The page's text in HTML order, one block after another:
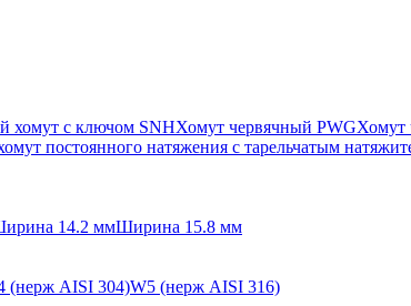
хомут с ключом SNHХомут червячный PWGХомут
постоянного натяжения с тарельчатым
14.2 ммШирина 15.8 мм
(нерж AISI 304)W5 (нерж AISI 316)